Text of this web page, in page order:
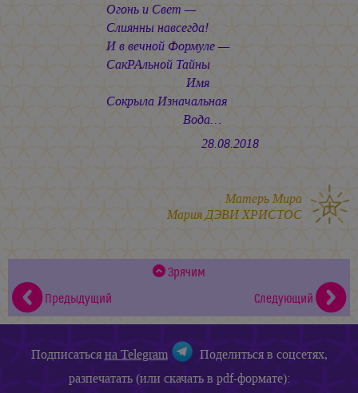
Огонь и Свет —
Слиянны навсегда!
И в вечной Формуле —
СакРАльной Тайны
Имя
Сокрыла Изначальная
Вода…
28.08.2018
Матерь Мира
Мария ДЭВИ ХРИСТОС
Зрячим
Предыдущий
Следующий
Подписатьсяна Telegram
Поделиться в соцсетях,
разпечатать (или скачать в pdf-формате):